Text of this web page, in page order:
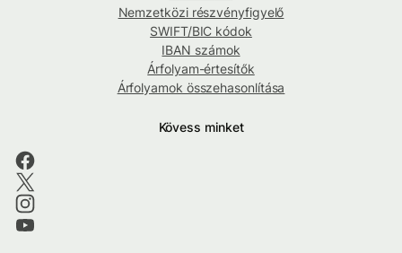
Nemzetközi részvényfigyelő
SWIFT/BIC kódok
IBAN számok
Árfolyam-értesítők
Árfolyamok összehasonlítása
Kövess minket